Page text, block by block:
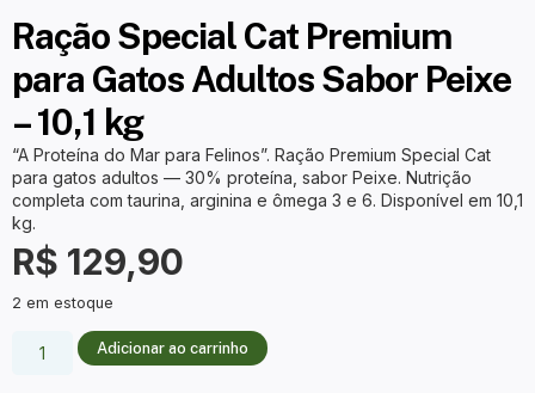
Ração Special Cat Premium
para Gatos Adultos Sabor Peixe
– 10,1 kg
“A Proteína do Mar para Felinos”. Ração Premium Special Cat
para gatos adultos — 30% proteína, sabor Peixe. Nutrição
completa com taurina, arginina e ômega 3 e 6. Disponível em 10,1
kg.
R$ 129,90
2 em estoque
Adicionar ao carrinho